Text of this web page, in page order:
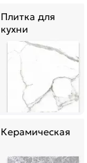
Плитка для
кухни
Керамическая